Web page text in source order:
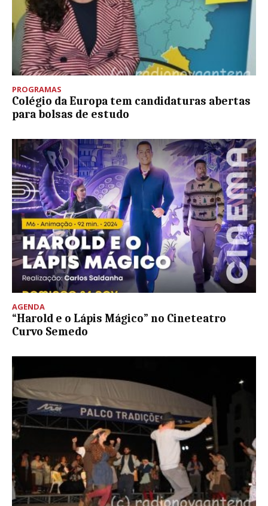
PROGRAMAS
Colégio da Europa tem candidaturas abertas
para bolsas de estudo
AGENDA
“Harold e o Lápis Mágico” no Cineteatro
Curvo Semedo